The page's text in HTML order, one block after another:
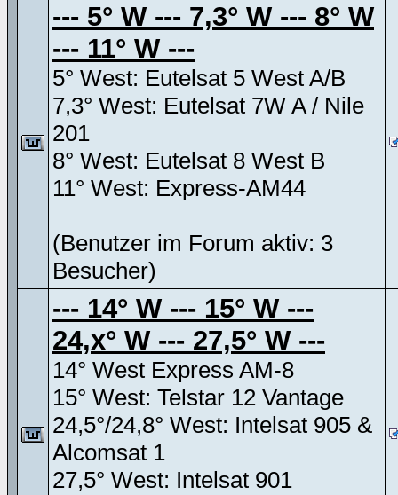
--- 5° W --- 7,3° W --- 8° W
--- 11° W ---
5° West: Eutelsat 5 West A/B
7,3° West: Eutelsat 7W A / Nile
201
8° West: Eutelsat 8 West B
11° West: Express-AM44
(Benutzer im Forum aktiv: 3
Besucher)
--- 14° W --- 15° W ---
24,x° W --- 27,5° W ---
14° West Express AM-8
15° West: Telstar 12 Vantage
24,5°/24,8° West: Intelsat 905 &
Alcomsat 1
27,5° West: Intelsat 901